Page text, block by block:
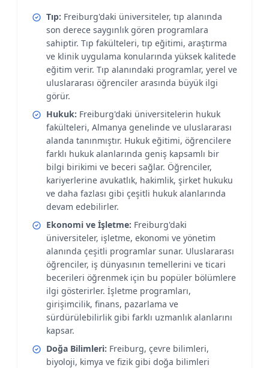
Tıp: Freiburg'daki üniversiteler, tıp alanında
son derece saygınlık gören programlara
sahiptir. Tıp fakülteleri, tıp eğitimi, araştırma
ve klinik uygulama konularında yüksek kalitede
eğitim verir. Tıp alanındaki programlar, yerel ve
uluslararası öğrenciler arasında büyük ilgi
görür.
Hukuk: Freiburg'daki üniversitelerin hukuk
fakülteleri, Almanya genelinde ve uluslararası
alanda tanınmıştır. Hukuk eğitimi, öğrencilere
farklı hukuk alanlarında geniş kapsamlı bir
bilgi birikimi ve beceri sağlar. Öğrenciler,
kariyerlerine avukatlık, hakimlik, şirket hukuku
ve daha fazlası gibi çeşitli hukuk alanlarında
devam edebilirler.
Ekonomi ve İşletme: Freiburg'daki
üniversiteler, işletme, ekonomi ve yönetim
alanında çeşitli programlar sunar. Uluslararası
öğrenciler, iş dünyasının temellerini ve ticari
becerileri öğrenmek için bu popüler bölümlere
ilgi gösterirler. İşletme programları,
girişimcilik, finans, pazarlama ve
sürdürülebilirlik gibi farklı uzmanlık alanlarını
kapsar.
Doğa Bilimleri: Freiburg, çevre bilimleri,
biyoloji, kimya ve fizik gibi doğa bilimleri